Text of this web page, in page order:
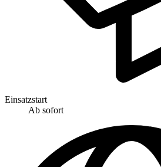
Einsatzstart
Ab sofort